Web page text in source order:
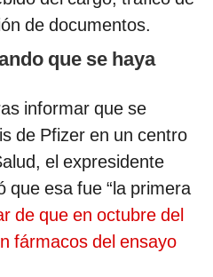
de documentos.
que se haya
informar que se
de Pfizer en un centro
el expresidente
que esa fue “la primera
de que en octubre del
fármacos del ensayo